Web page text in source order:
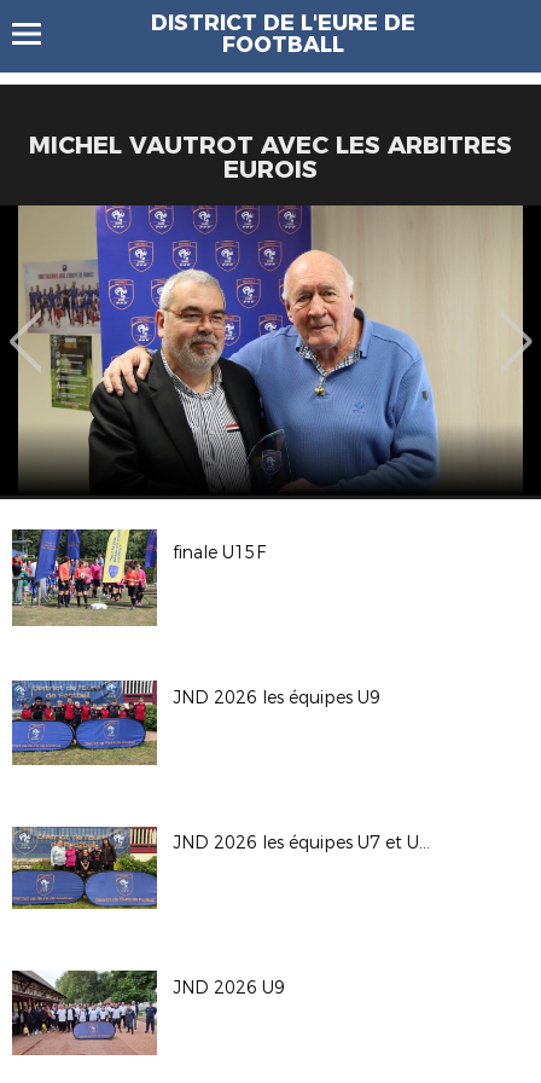
DISTRICT DE L'EURE DE
FOOTBALL
MICHEL VAUTROT AVEC LES ARBITRES
EUROIS
finale U15F
JND 2026 les équipes U9
JND 2026 les équipes U7 et U9F
JND 2026 U9